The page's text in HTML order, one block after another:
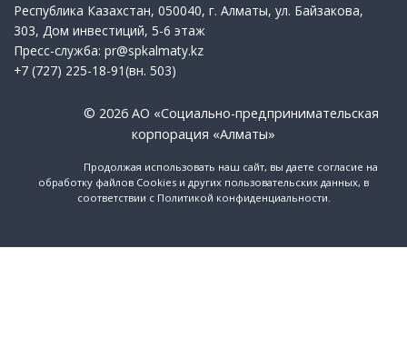
Республика Казахстан, 050040, г. Алматы, ул. Байзакова,
303, Дом инвестиций, 5-6 этаж
Пресс-служба: pr@spkalmaty.kz
+7 (727) 225-18-91(вн. 503)
© 2026 АО «Социально-предпринимательская
корпорация «Алматы»
Продолжая использовать наш сайт, вы даете согласие на
обработку файлов Cookies и других пользовательских данных, в
соответствии с Политикой конфиденциальности.